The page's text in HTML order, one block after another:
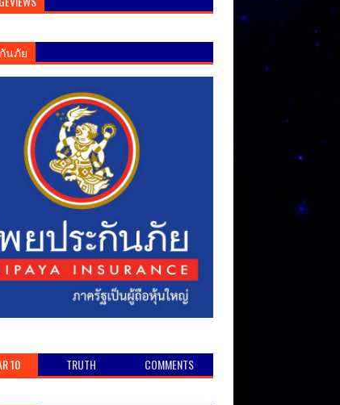
นภัย
10 TRUTH COMMENTS